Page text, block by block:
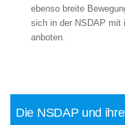
ebenso breite
sich in der NSDAP mit
anboten.
Die NSDAP und